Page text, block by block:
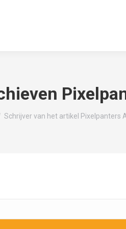
Schrijver van het artikel Pixelpanters